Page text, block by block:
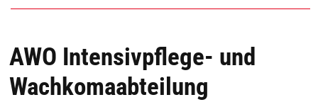
AWO Intensivpflege- und
Wachkomaabteilung